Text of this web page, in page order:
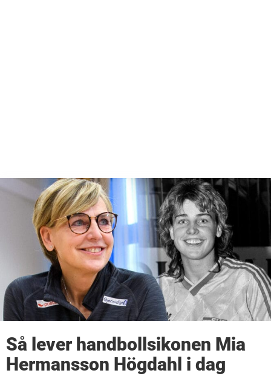
Så lever handbollsikonen Mia
Hermansson Högdahl i dag